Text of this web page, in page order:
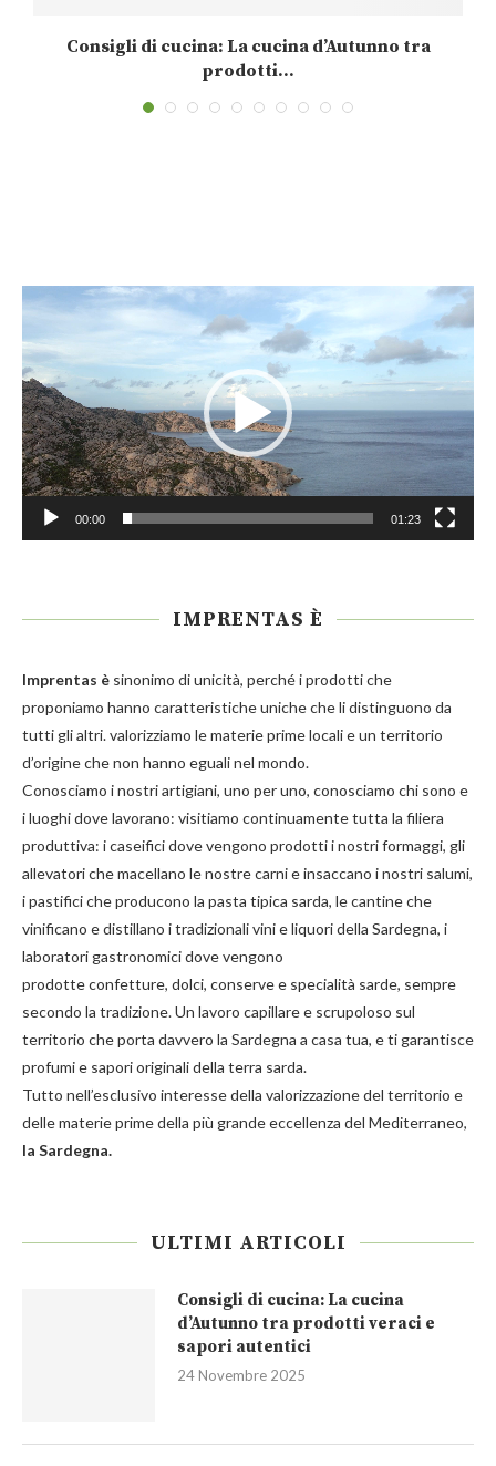
Consigli di cucina: La cucina d’Autunno tra
prodotti...
24 Novembre 2025
Player
00:00 01:23
IMPRENTAS È
Imprentas è sinonimo di unicità, perché i prodotti che
proponiamo hanno caratteristiche uniche che li distinguono da
tutti gli altri. valorizziamo le materie prime locali e un territorio
d’origine che non hanno eguali nel mondo.
Conosciamo i nostri artigiani, uno per uno, conosciamo chi sono e
i luoghi dove lavorano: visitiamo continuamente tutta la filiera
produttiva: i caseifici dove vengono prodotti i nostriformaggi, gli
allevatori che macellano le nostrecarnie insaccano i nostri salumi,
i pastifici che producono la pasta tipica sarda, le cantine che
vinificano e distillano i tradizionalivini e liquoridella Sardegna, i
laboratori gastronomici dove vengono
prodotteconfetture, dolci, conservee specialità sarde, sempre
secondo la tradizione. Un lavoro capillare e scrupoloso sul
territorio che porta davvero la Sardegna a casa tua, e ti garantisce
profumi e sapori originali della terra sarda.
Tutto nell’esclusivo interesse della valorizzazione del territorio e
delle materie prime della più grande eccellenza del Mediterraneo,
la Sardegna.
ULTIMI ARTICOLI
Consigli di cucina: La cucina
d’Autunno tra prodotti veraci e
sapori autentici
24 Novembre 2025